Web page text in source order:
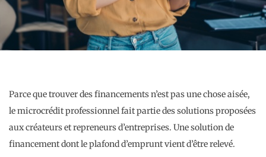
Parce que trouver des financements n’est pas une chose aisée,
le microcrédit professionnel fait partie des solutions proposées
aux créateurs et repreneurs d’entreprises. Une solution de
financement dont le plafond d’emprunt vient d’être relevé.